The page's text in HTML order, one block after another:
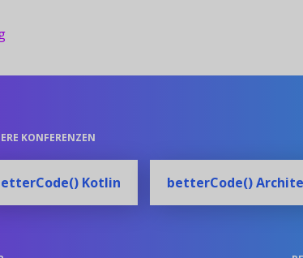
KONFERENZEN
Kotlin betterCode()